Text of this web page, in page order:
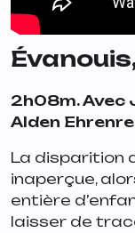
Évanouis
2h08m. Avec
Alden
La disparition
inaperçue,
entière
laisser de